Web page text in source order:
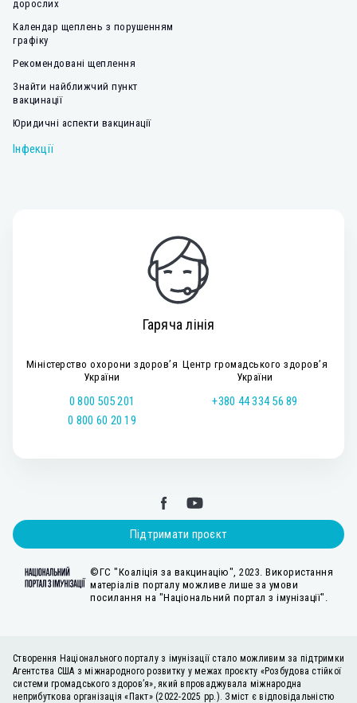
дорослих
Календар щеплень з порушенням
графіку
Рекомендовані щеплення
Знайти найближчий пункт
вакцинації
Юридичні аспекти вакцинації
Інфекції
Гаряча лінія
Міністерство охорони здоров’я
України
0 800 505 201
0 800 60 20 19
Центр громадського здоров’я
України
+380 44 334 56 89
Підтримати проєкт
©ГС "Коаліція за вакцинацію", 2023. Використання
матеріалів порталу можливе лише за умови
посилання на "Національний портал з імунізації".
Створення Національного порталу з імунізації стало можливим за підтримки
Агентства США з міжнародного розвитку у межах проєкту «Розбудова стійкої
системи громадського здоров’я», який впроваджувала міжнародна
неприбуткова організація «Пакт» (2022-2025 рр.). Зміст є відповідальністю